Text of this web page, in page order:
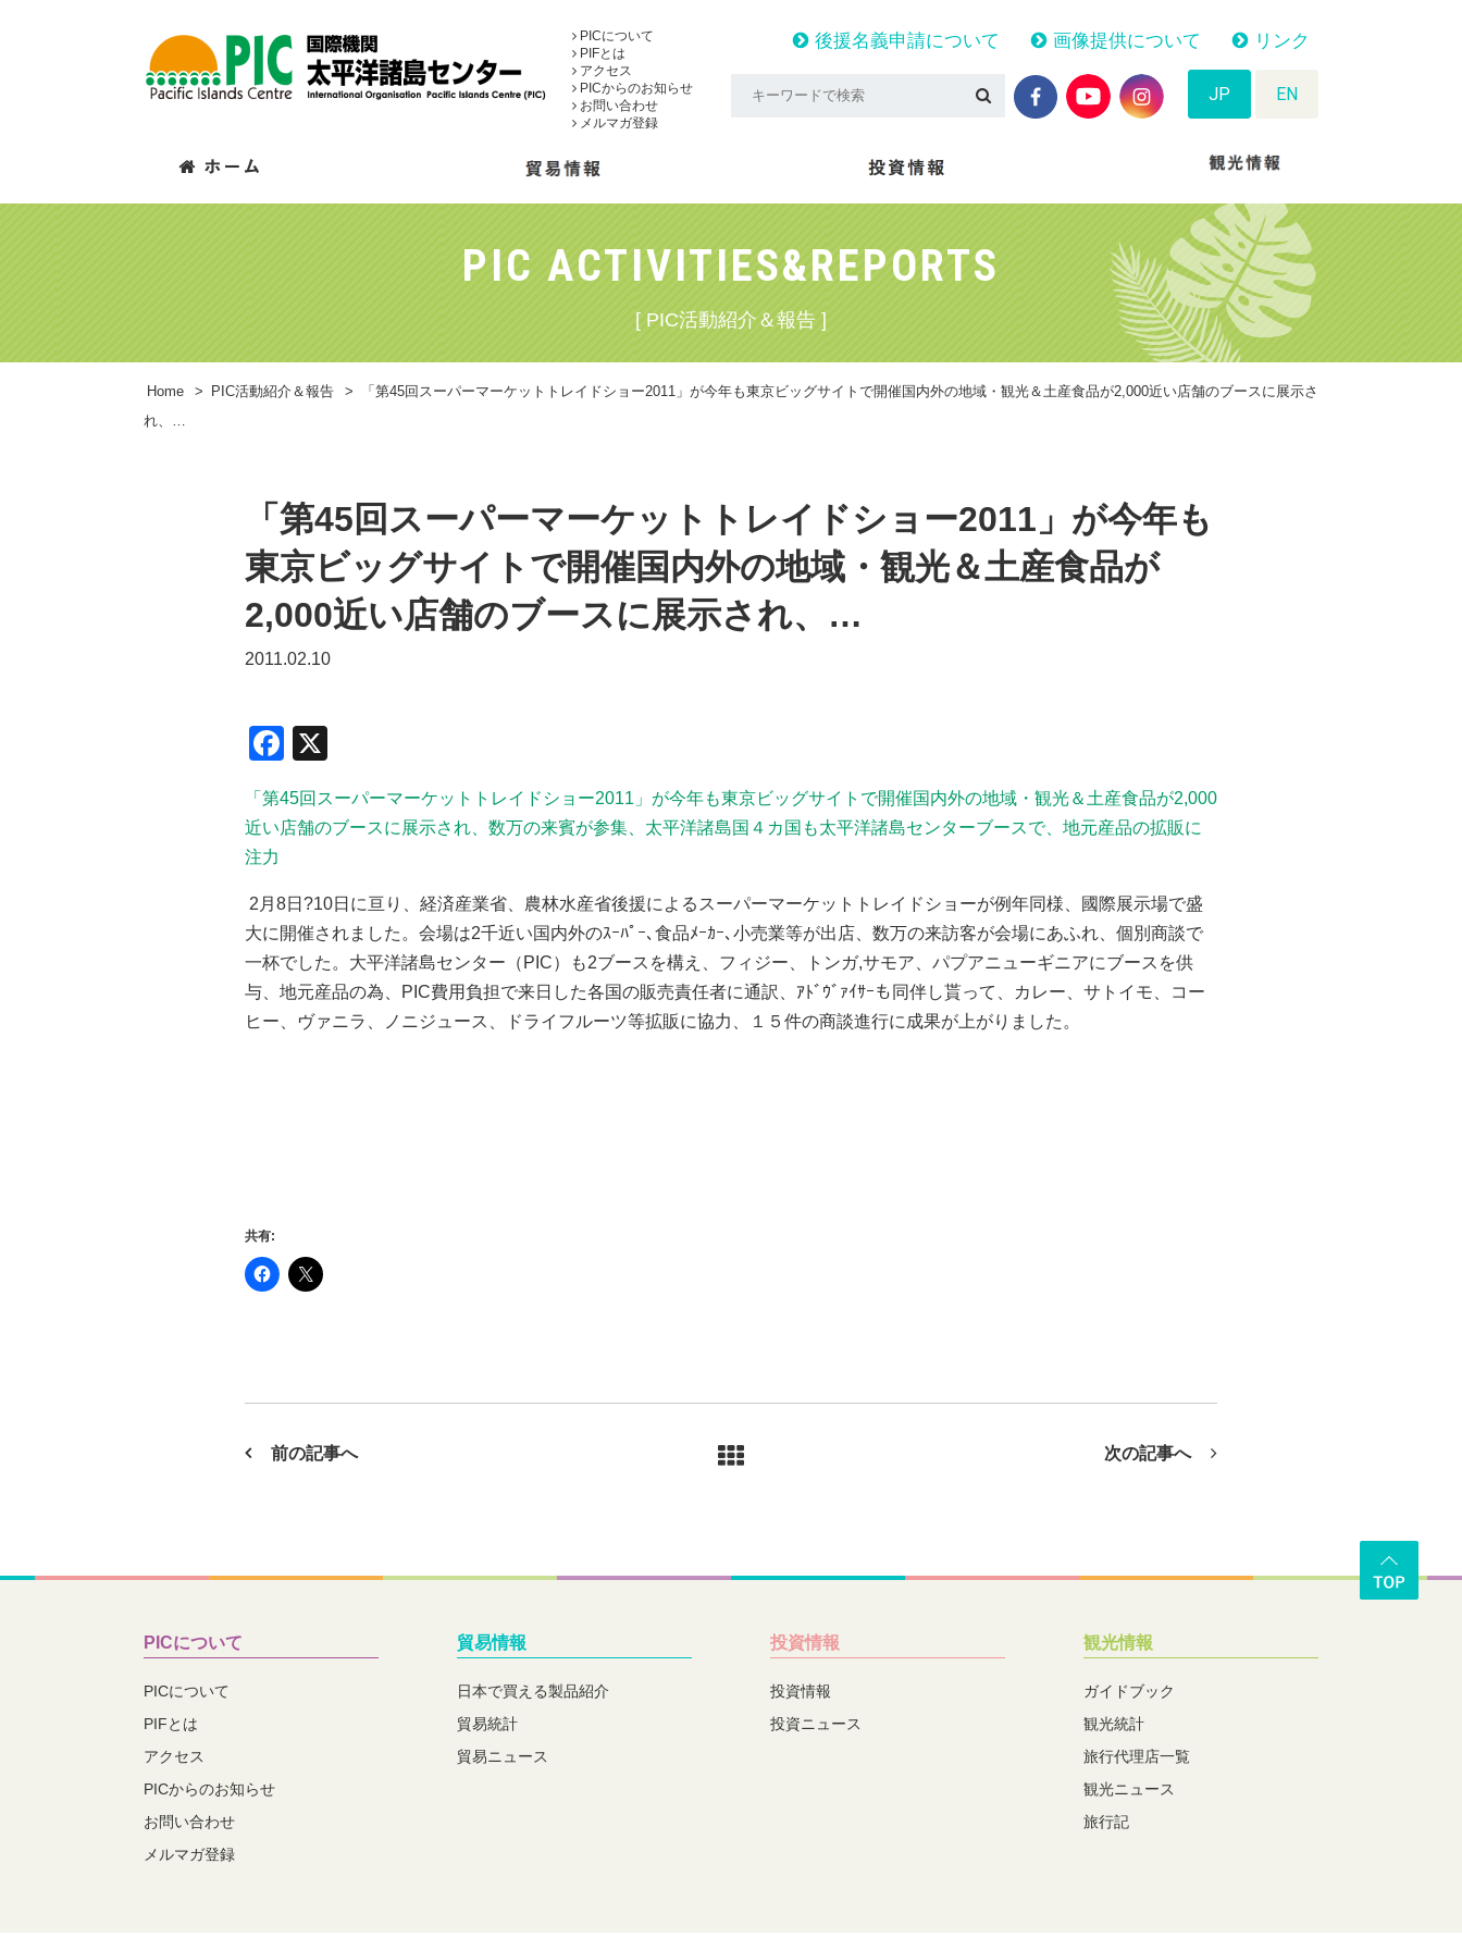
PICについて
PIFとは
アクセス
PICからのお知らせ
お問い合わせ
メルマガ登録
後援名義申請について 画像提供について リンク
JP EN
PIC ACTIVITIES&REPORTS
[ PIC活動紹介＆報告 ]
Home > PIC活動紹介＆報告 >
「第45回スーパーマーケットトレイドショー2011」が今年も東京ビッグサイトで開催国内外の地域・観光＆土産食品が2,000近い店舗のブースに展示さ
れ、…
「第45回スーパーマーケットトレイドショー2011」が今年も
東京ビッグサイトで開催国内外の地域・観光＆土産食品が
2,000近い店舗のブースに展示され、…
2011.02.10
F
c
e
o
o
k
「第45回スーパーマーケットトレイドショー2011」が今年も東京ビッグサイトで開催国内外の地域・観光＆土産食品が2,000
近い店舗のブースに展示され、数万の来賓が参集、太平洋諸島国４カ国も太平洋諸島センターブースで、地元産品の拡販に
注力
2月8日?10日に亘り、経済産業省、農林水産省後援によるスーパーマーケットトレイドショーが例年同様、國際展示場で盛
大に開催されました。会場は2千近い国内外のｽｰﾊﾟｰ､食品ﾒｰｶｰ､小売業等が出店、数万の来訪客が会場にあふれ、個別商談で
一杯でした。大平洋諸島センター（PIC）も2ブースを構え、フィジー、トンガ,サモア、パプアニューギニアにブースを供
与、地元産品の為、PIC費用負担で来日した各国の販売責任者に通訳、ｱﾄﾞｳﾞｧｲｻｰも同伴し貰って、カレー、サトイモ、コー
ヒー、ヴァニラ、ノニジュース、ドライフルーツ等拡販に協力、１５件の商談進行に成果が上がりました。
共有:
前の記事へ 次の記事へ
PICについて
PICについて
PIFとは
アクセス
PICからのお知らせ
お問い合わせ
メルマガ登録
貿易情報
日本で買える製品紹介
貿易統計
貿易ニュース
投資情報
投資情報
投資ニュース
観光情報
ガイドブック
観光統計
旅行代理店一覧
観光ニュース
旅行記